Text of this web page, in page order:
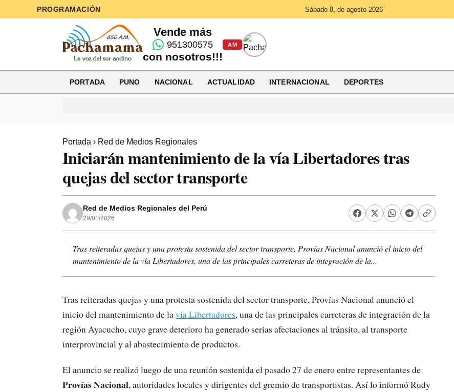
PROGRAMACIÓN Sábado 8, de agosto 2026
Vende más
951300575
con nosotros!!!
AM
PORTADA PUNO NACIONAL ACTUALIDAD INTERNACIONAL DEPORTES
Portada › Red de Medios Regionales
Iniciarán mantenimiento de la vía Libertadores tras
quejas del sector transporte
Red de Medios Regionales del Perú
29/01/2026
Tras reiteradas quejas y una protesta sostenida del sector transporte, Provías Nacional anunció el inicio del
mantenimiento de la vía Libertadores, una de las principales carreteras de integración de la...
Tras reiteradas quejas y una protesta sostenida del sector transporte, Provías Nacional anunció el
inicio del mantenimiento de lavía Libertadores, una de las principales carreteras de integración de la
región Ayacucho, cuyo grave deterioro ha generado serias afectaciones al tránsito, al transporte
interprovincial y al abastecimiento de productos.
El anuncio se realizó luego de una reunión sostenida el pasado 27 de enero entre representantes de
Provías Nacional, autoridades locales y dirigentes del gremio de transportistas. Así lo informó Rudy